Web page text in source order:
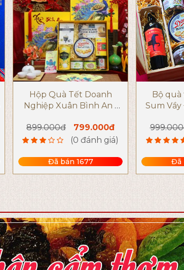
Hộp Quà Tết Doanh
Nghiệp Xuân Bình An -
899.000đ
799.000đ
(0 đánh giá)
Đã bán 1677
Bộ quà
Sum
Đã